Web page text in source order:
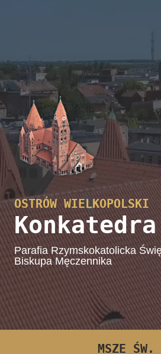
OSTRÓW WIELKOPOLSKI
Konkatedra
Parafia Rzymskokatolicka
Biskupa Męczennika
MSZE ŚW.